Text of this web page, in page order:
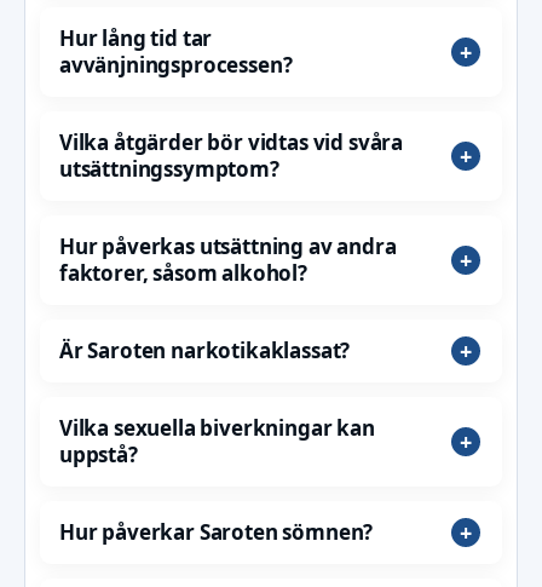
Hur lång tid tar
avvänjningsprocessen?
Vilka åtgärder bör vidtas vid svåra
utsättningssymptom?
Hur påverkas utsättning av andra
faktorer, såsom alkohol?
Är Saroten narkotikaklassat?
Vilka sexuella biverkningar kan
uppstå?
Hur påverkar Saroten sömnen?